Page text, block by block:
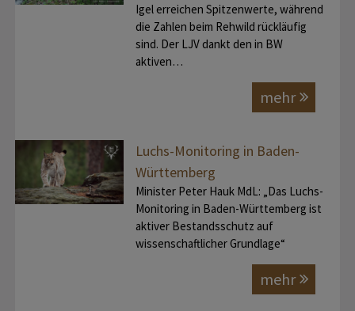
Igel erreichen Spitzenwerte, während
die Zahlen beim Rehwild rückläufig
sind. Der LJV dankt den in BW
aktiven…
mehr
Luchs-Monitoring in Baden-
Württemberg
Minister Peter Hauk MdL: „Das Luchs-
Monitoring in Baden-Württemberg ist
aktiver Bestandsschutz auf
wissenschaftlicher Grundlage“
mehr